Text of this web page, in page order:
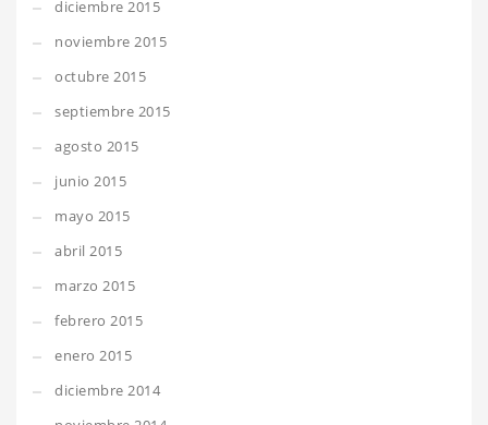
diciembre 2015
noviembre 2015
octubre 2015
septiembre 2015
agosto 2015
junio 2015
mayo 2015
abril 2015
marzo 2015
febrero 2015
enero 2015
diciembre 2014